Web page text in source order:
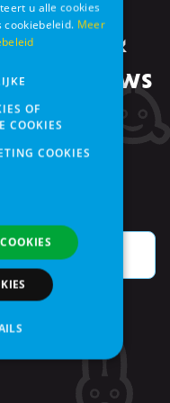
&
nieuws
gegevens te
u alle cookies
cookiebeleid. Meer
OF
COOKIES
COOKIES